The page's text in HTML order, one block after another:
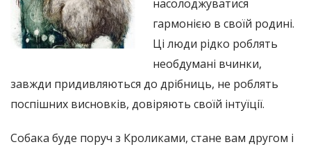
насолоджуватися
гармонією в своїй родині.
Ці люди рідко роблять
необдумані вчинки,
завжди придивляються до дрібниць, не роблять
поспішних висновків, довіряють своїй інтуїції.
Собака буде поруч з Кроликами, стане вам другом і